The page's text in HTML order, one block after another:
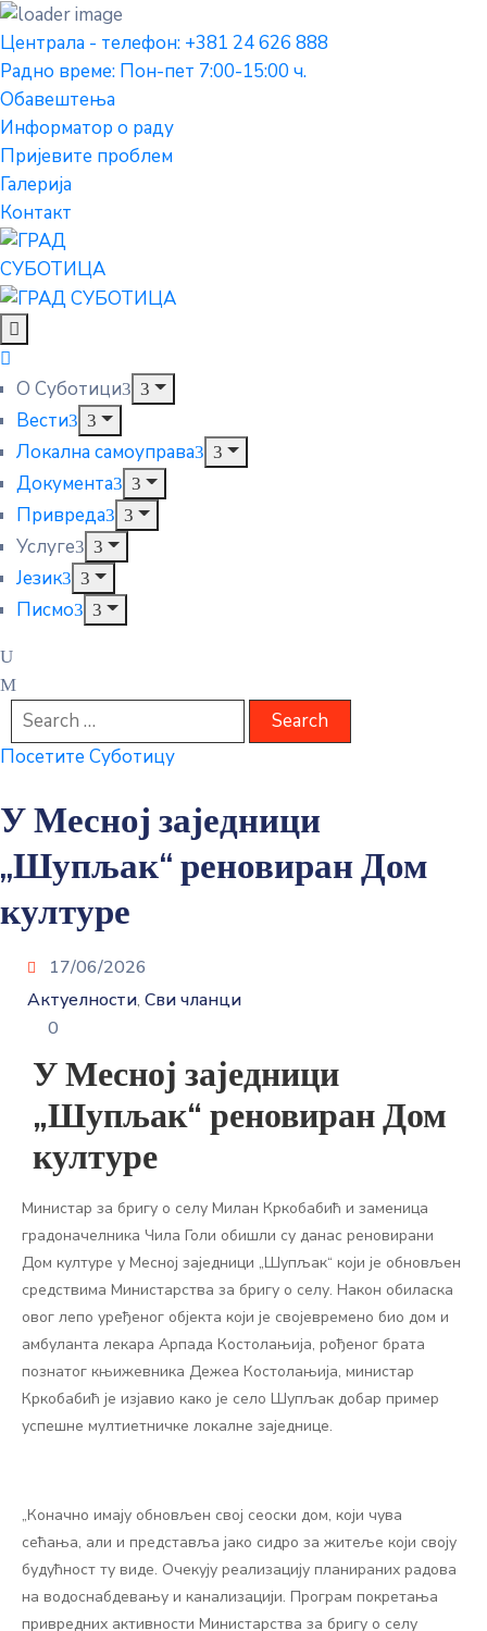
Централа - телефон: +381 24 626 888
Радно време: Пон-пет 7:00-15:00 ч.
Обавештења
Информатор о раду
Пријевите проблем
Галерија
Контакт
О Суботици
Вести
Локална самоуправа
Документа
Привреда
Услуге
Језик
Писмо
Посетите Суботицу
У Месној заједници
„Шупљак“ реновиран Дом
културе
17/06/2026
Актуелности‚ Сви чланци
0
У Месној заједници
„Шупљак“ реновиран Дом
културе
Министар за бригу о селу Милан Кркобабић и заменица
градоначелника Чила Голи обишли су данас реновирани
Дом културе у Месној заједници „Шупљак“ који је обновљен
средствима Министарства за бригу о селу. Након обиласка
овог лепо уређеног објекта који је својевремено био дом и
амбуланта лекара Арпада Костолањија, рођеног брата
познатог књижевника Дежеа Костолањија, министар
Кркобабић је изјавио како је село Шупљак добар пример
успешне мултиетничке локалне заједнице.
„Коначно имају обновљен свој сеоски дом, који чува
сећања, али и представља јако сидро за житеље који своју
будућност ту виде. Очекују реализацију планираних радова
на водоснабдевању и канализацији. Програм покретања
привредних активности Министарства за бригу о селу